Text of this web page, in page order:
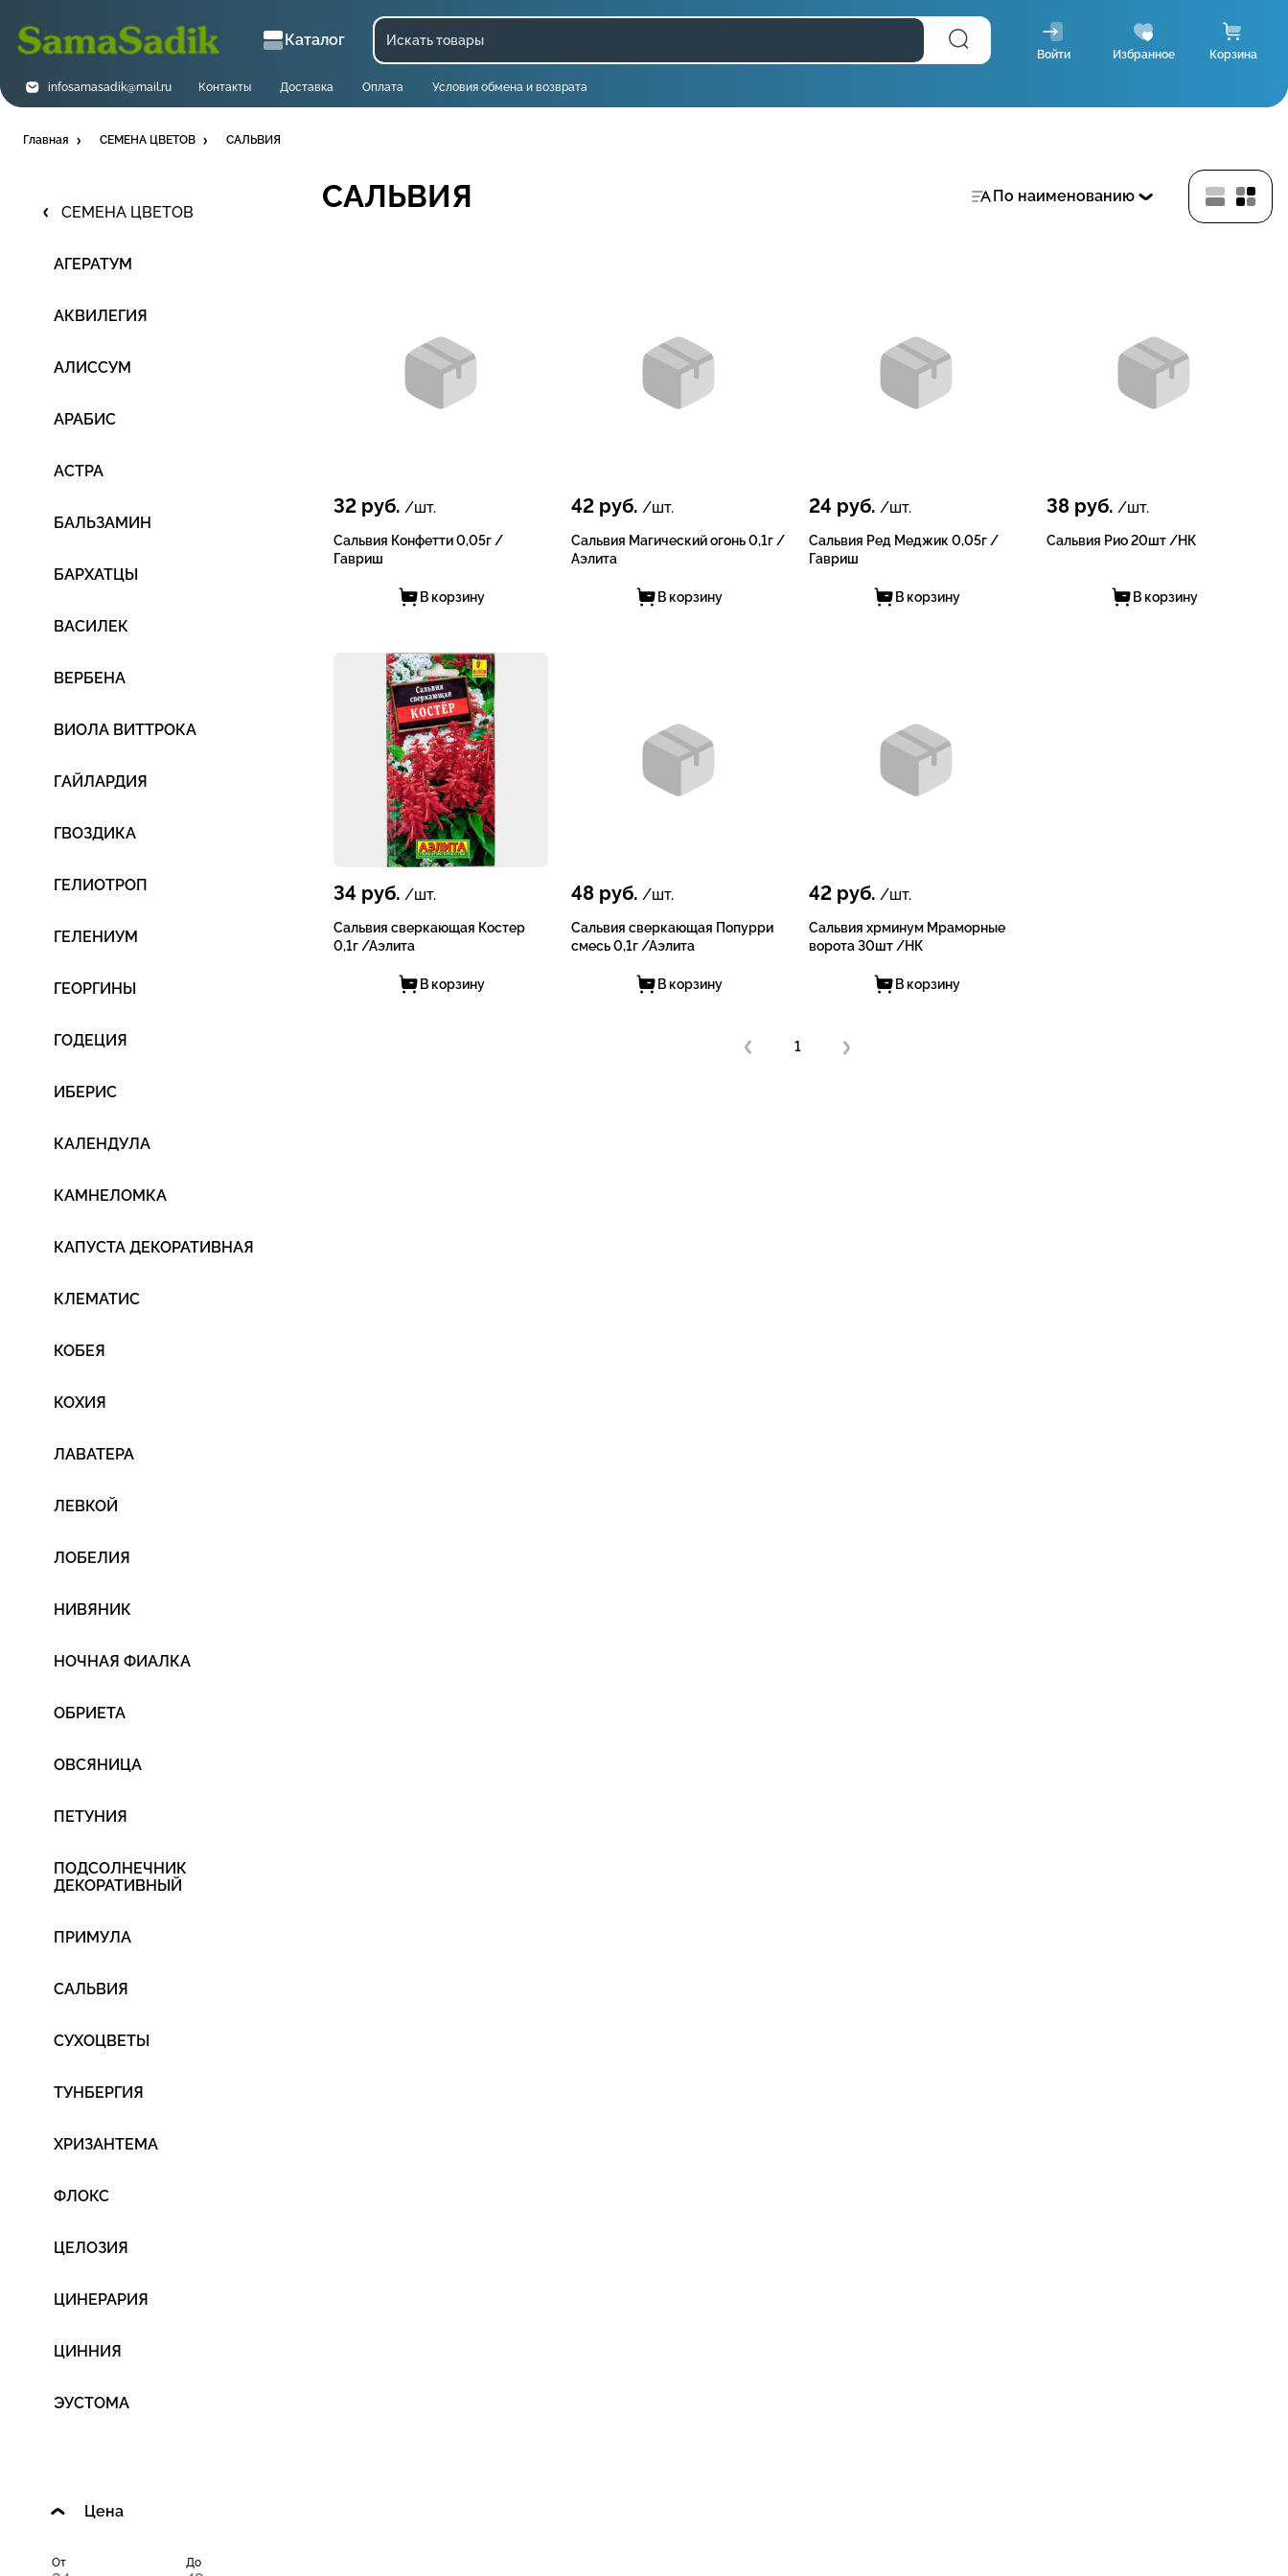
Каталог
Войти Избранное Корзина
infosamasadik@mail.ru Контакты Доставка Оплата Условия обмена и возврата
Главная СЕМЕНА ЦВЕТОВ САЛЬВИЯ
СЕМЕНА ЦВЕТОВ
АГЕРАТУМ
АКВИЛЕГИЯ
АЛИССУМ
АРАБИС
АСТРА
БАЛЬЗАМИН
БАРХАТЦЫ
ВАСИЛЕК
ВЕРБЕНА
ВИОЛА ВИТТРОКА
ГАЙЛАРДИЯ
ГВОЗДИКА
ГЕЛИОТРОП
ГЕЛЕНИУМ
ГЕОРГИНЫ
ГОДЕЦИЯ
ИБЕРИС
КАЛЕНДУЛА
КАМНЕЛОМКА
КАПУСТА ДЕКОРАТИВНАЯ
КЛЕМАТИС
КОБЕЯ
КОХИЯ
ЛАВАТЕРА
ЛЕВКОЙ
ЛОБЕЛИЯ
НИВЯНИК
НОЧНАЯ ФИАЛКА
ОБРИЕТА
ОВСЯНИЦА
ПЕТУНИЯ
ПОДСОЛНЕЧНИК
ДЕКОРАТИВНЫЙ
ПРИМУЛА
САЛЬВИЯ
СУХОЦВЕТЫ
ТУНБЕРГИЯ
ХРИЗАНТЕМА
ФЛОКС
ЦЕЛОЗИЯ
ЦИНЕРАРИЯ
ЦИННИЯ
ЭУСТОМА
Цена
От До
САЛЬВИЯ По наименованию
32 руб. /шт.
Сальвия Конфетти 0,05г /
Гавриш
В корзину
42 руб. /шт.
Сальвия Магический огонь 0,1г /
Аэлита
В корзину
24 руб. /шт.
Сальвия Ред Меджик 0,05г /
Гавриш
В корзину
38 руб. /шт.
Сальвия Рио 20шт /НК
В корзину
34 руб. /шт.
Сальвия сверкающая Костер
0,1г /Аэлита
В корзину
48 руб. /шт.
Сальвия сверкающая Попурри
смесь 0,1г /Аэлита
В корзину
42 руб. /шт.
Сальвия хрминум Мраморные
ворота 30шт /НК
В корзину
1